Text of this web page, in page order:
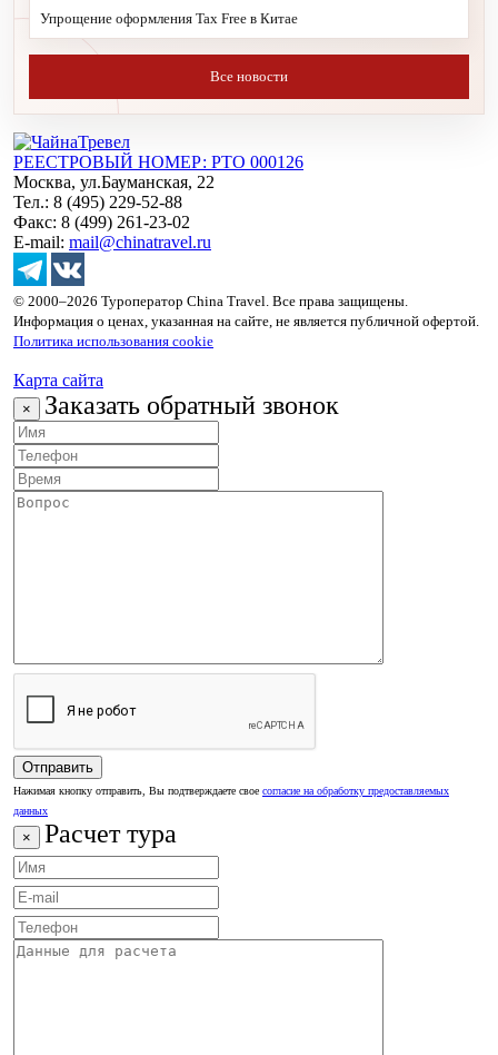
Упрощение оформления Tax Free в Китае
Все новости
РЕЕСТРОВЫЙ НОМЕР: РТО 000126
Москва, ул.Бауманская, 22
Тел.: 8 (495) 229-52-88
Факс: 8 (499) 261-23-02
E-mail: mail@chinatravel.ru
© 2000–2026 Туроператор China Travel. Все права защищены.
Информация о ценах, указанная на сайте, не является публичной офертой.
Политика использования cookie
Карта сайта
× Заказать обратный звонок
Нажимая кнопку отправить, Вы подтверждаете свое согласие на обработку предоставляемых
данных
× Расчет тура